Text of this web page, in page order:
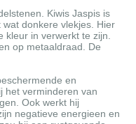
Kiwis Jaspis is
donkere vlekjes. Hier
in verwerkt te zijn.
op metaaldraad. De
en
het verminderen van
Ook werkt hij
negatieve energieen en